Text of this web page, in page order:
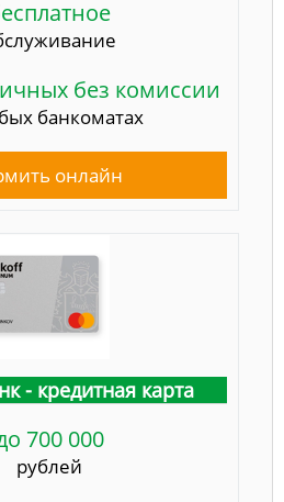
без комиссии
банкоматах
онлайн
- кредитная карта
700 000
рублей